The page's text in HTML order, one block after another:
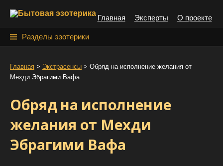
Главная Эксперты О проекте
Разделы эзотерики
Главная > Экстрасенсы > Обряд на исполнение желания от
Мехди Эбрагими Вафа
Обряд на исполнение
желания от Мехди
Эбрагими Вафа